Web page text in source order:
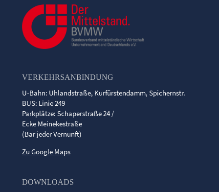
VERKEHRSANBINDUNG
U-Bahn: Uhlandstraße, Kurfürstendamm, Spichernstr.
BUS: Linie 249
Parkplätze: Schaperstraße 24 /
Ecke Meinekestraße
(Bar jeder Vernunft)
Zu Google Maps
DOWNLOADS